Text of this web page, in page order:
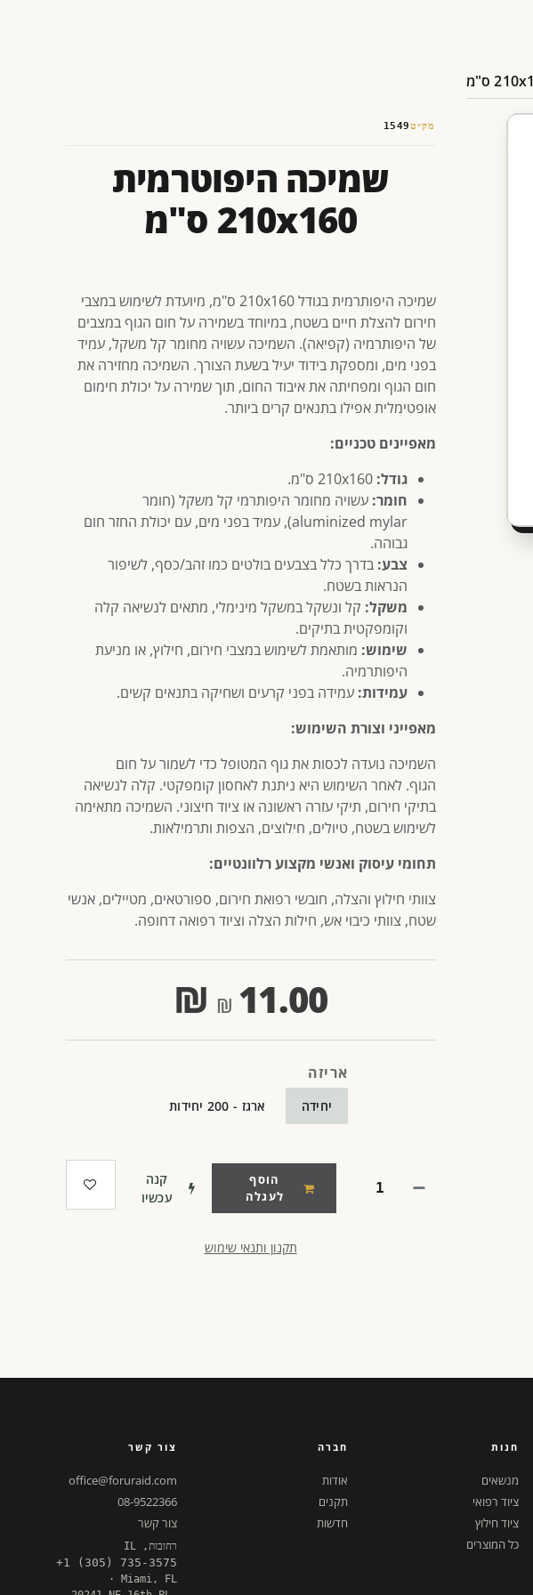
מק״ט1549
שמיכה היפוטרמית
210x160 ס"מ
שמיכה היפותרמית בגודל 210x160 ס"מ, מיועדת לשימוש במצבי
חירום להצלת חיים בשטח, במיוחד בשמירה על חום הגוף במצבים
של היפותרמיה (קפיאה). השמיכה עשויה מחומר קל משקל, עמיד
בפני מים, ומספקת בידוד יעיל בשעת הצורך. השמיכה מחזירה את
חום הגוף ומפחיתה את איבוד החום, תוך שמירה על יכולת חימום
אופטימלית אפילו בתנאים קרים ביותר.
מאפיינים טכניים:
גודל: 210x160 ס"מ.
חומר: עשויה מחומר היפותרמי קל משקל (חומר
aluminized mylar), עמיד בפני מים, עם יכולת החזר חום
גבוהה.
צבע: בדרך כלל בצבעים בולטים כמו זהב/כסף, לשיפור
הנראות בשטח.
משקל: קל ונשקל במשקל מינימלי, מתאים לנשיאה קלה
וקומפקטית בתיקים.
שימוש: מותאמת לשימוש במצבי חירום, חילוץ, או מניעת
היפותרמיה.
עמידות: עמידה בפני קרעים ושחיקה בתנאים קשים.
מאפייני וצורת השימוש:
השמיכה נועדה לכסות את גוף המטופל כדי לשמור על חום
הגוף. לאחר השימוש היא ניתנת לאחסון קומפקטי. קלה לנשיאה
בתיקי חירום, תיקי עזרה ראשונה או ציוד חיצוני. השמיכה מתאימה
לשימוש בשטח, טיולים, חילוצים, הצפות ותרמילאות.
תחומי עיסוק ואנשי מקצוע רלוונטיים:
צוותי חילוץ והצלה, חובשי רפואת חירום, ספורטאים, מטיילים, אנשי
שטח, צוותי כיבוי אש, חילות הצלה וציוד רפואה דחופה.
11.00
₪
אריזה
יחידה ארגז - 200 יחידות
הוסף
לעגלה
קנה
עכשיו
תקנון ותנאי שימוש
חנות
מנשאים
ציוד רפואי
ציוד חילוץ
כל המוצרים
חברה
אודות
תקנים
חדשות
צור קשר
office@foruraid.com
08-9522366
צור קשר
רחובות, IL
+1 (305) 735-3575
· Miami, FL